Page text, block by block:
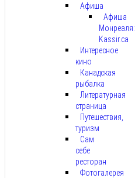
Афиша
Афиша
Монреаля:
Kassir.ca
Интересное
кино
Канадская
рыбалка
Литературная
страница
Путешествия,
туризм
Сам
себе
ресторан
Фотогалерея